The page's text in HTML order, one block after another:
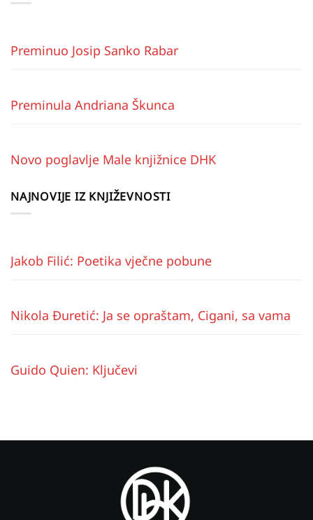
Preminuo Josip Sanko Rabar
Preminula Andriana Škunca
Novo poglavlje Male knjižnice DHK
NAJNOVIJE IZ KNJIŽEVNOSTI
Jakob Filić: Poetika vječne pobune
Nikola Đuretić: Ja se opraštam, Cigani, sa vama
Guido Quien: Ključevi